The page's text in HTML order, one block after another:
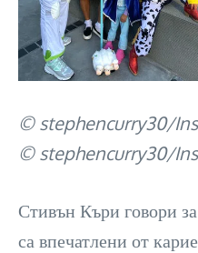
© stephencurry30/
© stephencurry30/
Стивън Къри говори
са впечатлени от